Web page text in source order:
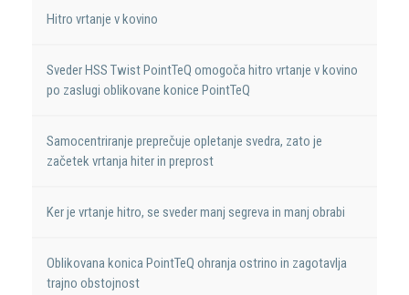
Hitro vrtanje v kovino
Sveder HSS Twist PointTeQ omogoča hitro vrtanje v kovino
po zaslugi oblikovane konice PointTeQ
Samocentriranje preprečuje opletanje svedra, zato je
začetek vrtanja hiter in preprost
Ker je vrtanje hitro, se sveder manj segreva in manj obrabi
Oblikovana konica PointTeQ ohranja ostrino in zagotavlja
trajno obstojnost